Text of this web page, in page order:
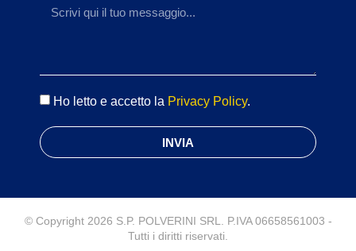
Ho letto e accetto la Privacy Policy.
INVIA
© Copyright 2026 S.P. POLVERINI SRL. P.IVA 06658561003 -
Tutti i diritti riservati.